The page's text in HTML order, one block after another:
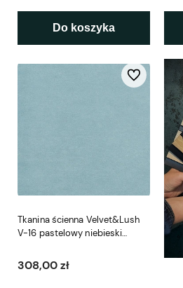
Do koszyka
Tkanina ścienna Velvet&Lush
V-16 pastelowy niebieski
308,00 zł
Do ulubionych